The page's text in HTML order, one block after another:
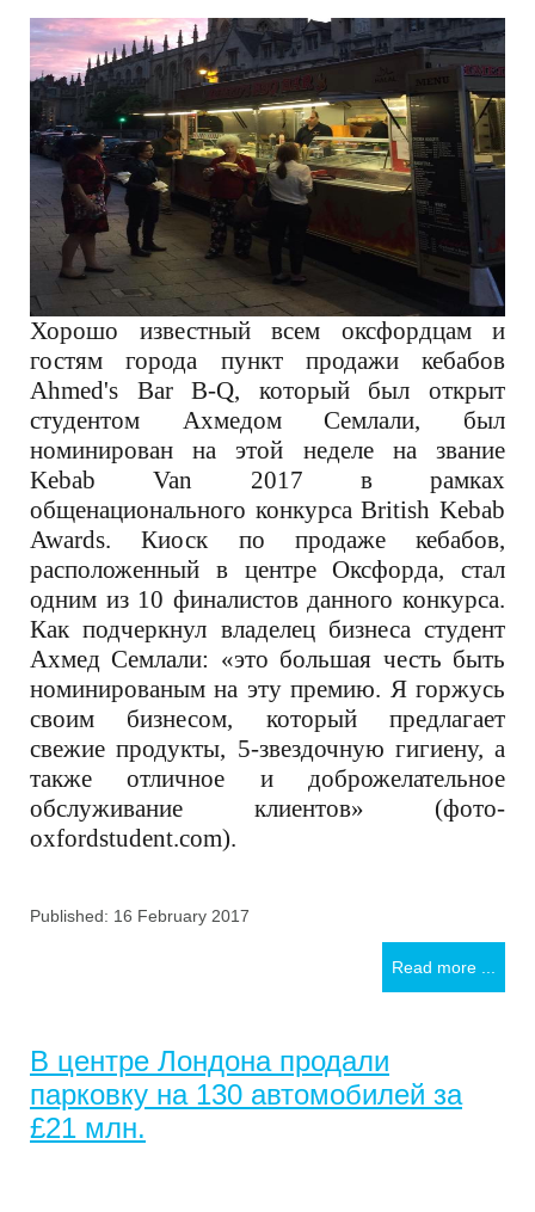
Хорошо известный всем оксфордцам и
гостям города пункт продажи кебабов
Ahmed's Bar B-Q, который был открыт
студентом Ахмедом Семлали, был
номинирован на этой неделе на звание
Kebab Van 2017 в рамках
общенационального конкурса British Kebab
Awards. Киоск по продаже кебабов,
расположенный в центре Оксфорда, стал
одним из 10 финалистов данного конкурса.
Как подчеркнул владелец бизнеса студент
Ахмед Семлали: «это большая честь быть
номинированым на эту премию. Я горжусь
своим бизнесом, который предлагает
свежие продукты, 5-звездочную гигиену, а
также отличное и доброжелательное
обслуживание клиентов» (фото-
oxfordstudent.com).
Published: 16 February 2017
Read more ...
В центре Лондона продали
парковку на 130 автомобилей за
£21 млн.